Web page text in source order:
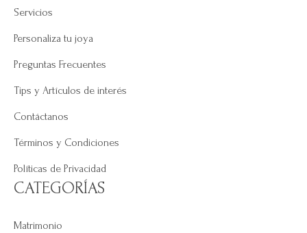
Servicios
Personaliza tu joya
Preguntas Frecuentes
Tips y Artículos de interés
Contáctanos
Términos y Condiciones
Políticas de Privacidad
CATEGORÍAS
Matrimonio